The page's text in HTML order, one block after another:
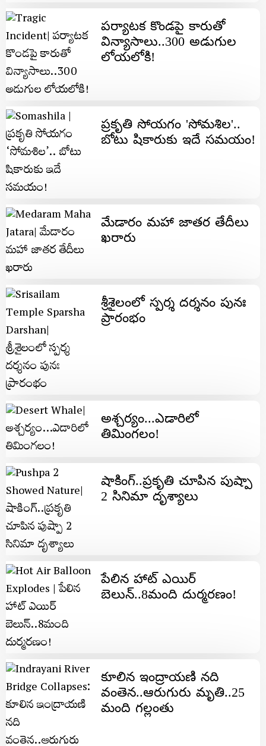
పర్యాటక కొండపై కారుతో
విన్యాసాలు..300 అడుగుల
లోయలోకి!
ప్రకృతి సోయగం 'సోమశిల'..
బోటు షికారుకు ఇదే సమయం!
మేడారం మహా జాతర తేదీలు
ఖరారు
శ్రీశైలంలో స్పర్శ దర్శనం పునః
ప్రారంభం
అశ్చర్యం...ఎడారిలో
తిమింగలం!
షాకింగ్..ప్రకృతి చూపిన పుష్పా
2 సినిమా దృశ్యాలు
పేలిన హాట్ ఎయిర్
బెలున్..8మంది దుర్మరణం!
కూలిన ఇంద్రాయణి నది
వంతెన..ఆరుగురు మృతి..25
మంది గల్లంతు